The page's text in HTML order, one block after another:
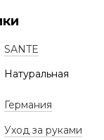
SANTE
Натуральная
Германия
Уход за руками